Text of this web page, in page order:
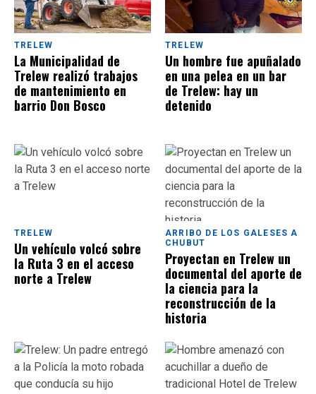
TRELEW
La Municipalidad de
Trelew realizó trabajos
de mantenimiento en
barrio Don Bosco
TRELEW
Un hombre fue apuñalado
en una pelea en un bar
de Trelew: hay un
detenido
TRELEW
Un vehículo volcó sobre
la Ruta 3 en el acceso
norte a Trelew
ARRIBO DE LOS GALESES A
CHUBUT
Proyectan en Trelew un
documental del aporte de
la ciencia para la
reconstrucción de la
historia